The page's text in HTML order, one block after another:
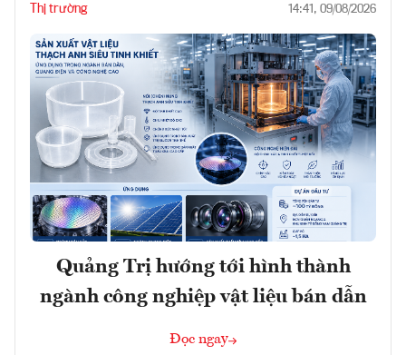
Thị trường 14:41, 09/08/2026
Quảng Trị hướng tới hình thành
ngành công nghiệp vật liệu bán dẫn
Đọc ngay